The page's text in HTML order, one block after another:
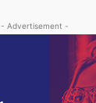
- Advertisement -